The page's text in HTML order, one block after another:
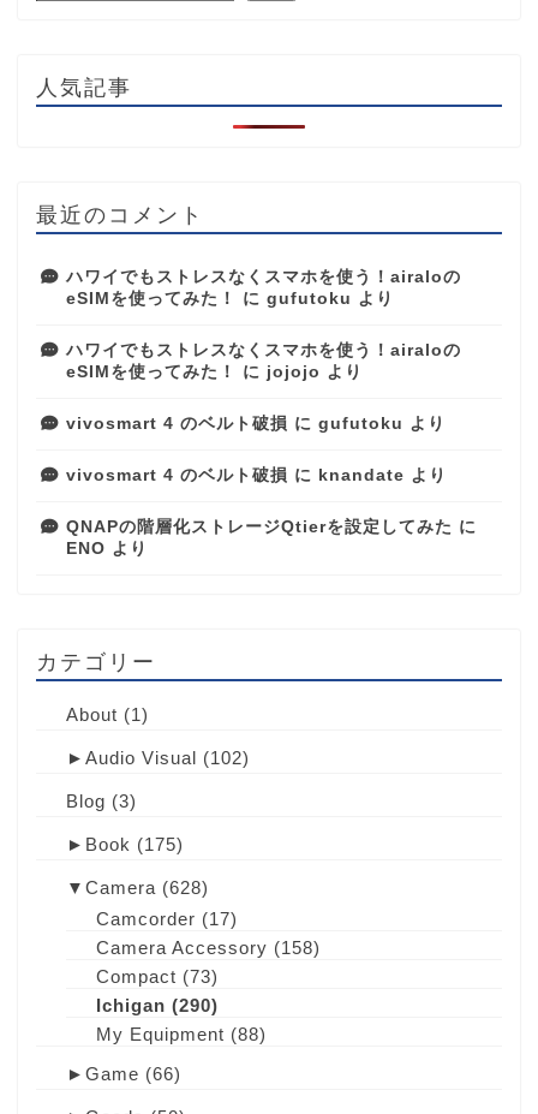
人気記事
最近のコメント
ハワイでもストレスなくスマホを使う！airaloの
eSIMを使ってみた！
に gufutoku より
ハワイでもストレスなくスマホを使う！airaloの
eSIMを使ってみた！
に jojojo より
vivosmart 4 のベルト破損 に gufutoku より
vivosmart 4 のベルト破損 に knandate より
QNAPの階層化ストレージQtierを設定してみた に
ENO より
カテゴリー
About (1)
► Audio Visual (102)
Blog (3)
► Book (175)
▼ Camera (628)
Camcorder (17)
Camera Accessory (158)
Compact (73)
Ichigan (290)
My Equipment (88)
► Game (66)